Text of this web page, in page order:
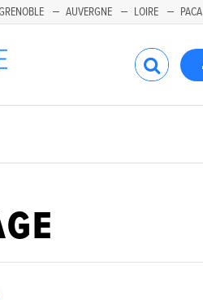
AUVERGNE LOIRE PACA